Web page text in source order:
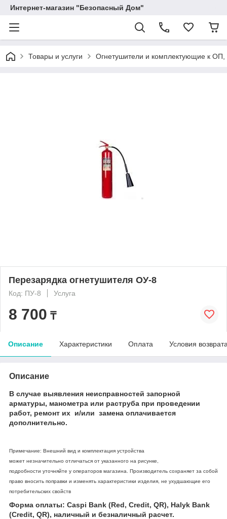
Интернет-магазин "Безопасный Дом"
Товары и услуги Огнетушители и комплектующие к
Перезарядка огнетушителя ОУ-8
Код: ПУ-8 Услуга
8 700 ₸
Описание Характеристики Оплата Условия
Описание
В случае выявления неисправностей запорной
арматуры, манометра или раструба при проведении
работ, ремонт их и/или замена оплачивается
дополнительно.
Примечание: Внешний вид и комплектация устройства
может незначительно отличаться от указанного на рисунке,
подробности уточняйте у операторов магазина. Производитель сохраняет за собой
право вносить поправки и изменять характеристики изделия, не ухудшающие его
потребительских свойств
Форма оплаты: Caspi Bank (Red, Credit, QR), Halyk Bank
(Credit, QR), наличный и безналичный расчет.